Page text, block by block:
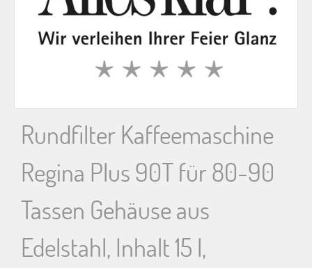
h
Rundfilter Kaffeemaschine
Regina Plus 90T für 80-90
Tassen Gehäuse aus
Edelstahl, Inhalt 15 l,